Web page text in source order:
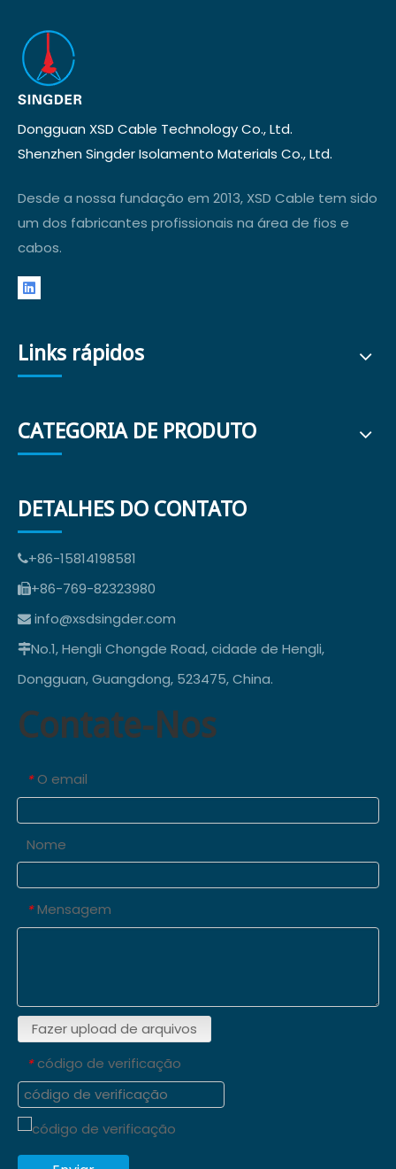
Dongguan XSD Cable Technology Co., Ltd.
Shenzhen Singder Isolamento Materials Co., Ltd.
Desde a nossa fundação em 2013, XSD Cable tem sido
um dos fabricantes profissionais na área de fios e
cabos.
Links rápidos
CATEGORIA DE PRODUTO
DETALHES DO CONTATO
+86-15814198581
+86-769-82323980
 info@xsdsingder.com
No.1, Hengli Chongde Road, cidade de Hengli,
Dongguan, Guangdong, 523475, China.
Contate-Nos
* O email
Nome
* Mensagem
Fazer upload de arquivos
* código de verificação